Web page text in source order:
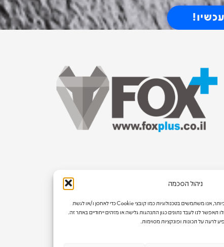
ניהול הסכמה
כדי לספק את חוויות המשתמש הטובות ביותר, אנו משתמשים בטכנולוגיות כמו קובצי Cookie כדי לאחסן ו/או לגשת
תאפשר לנו לעבד נתונים כגון התנהגות גלישה או מזהים ייחודיים באתר זה.
לרעה על תכונות ופונקציות מסוימות.